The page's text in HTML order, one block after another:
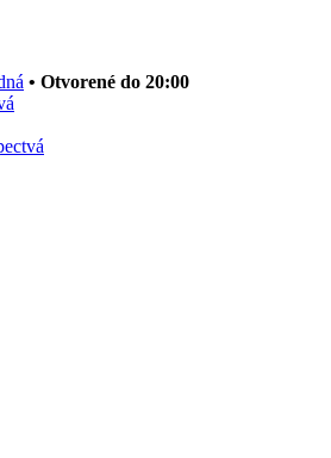
• Otvorené do 20:00